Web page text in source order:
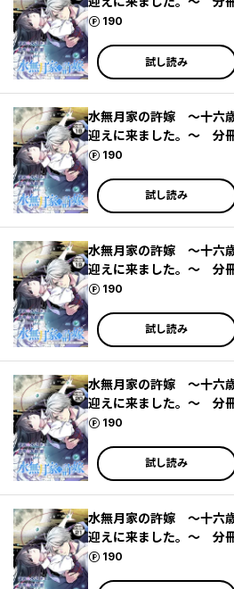
190
ポイント
試し読み
水無月家の許嫁 ～十六
迎えに来ました。～ 分冊
190
ポイント
試し読み
水無月家の許嫁 ～十六
迎えに来ました。～ 分冊
190
ポイント
試し読み
水無月家の許嫁 ～十六
迎えに来ました。～ 分冊
190
ポイント
試し読み
水無月家の許嫁 ～十六
迎えに来ました。～ 分冊
190
ポイント